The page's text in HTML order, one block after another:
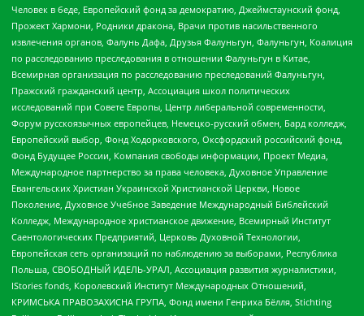
Человек в беде, Европейский фонд за демократию, Джеймстаунский фонд,
Прожект Хармони, Родники дракона, Врачи против насильственного
извлечения органов, Фалунь Дафа, Друзья Фалуньгун, Фалуньгун, Коалиция
по расследованию преследования в отношении Фалуньгун в Китае,
Всемирная организация по расследованию преследований Фалуньгун,
Пражский гражданский центр, Ассоциация школ политических
исследований при Совете Европы, Центр либеральной современности,
Форум русскоязычных европейцев, Немецко-русский обмен, Бард колледж,
Европейский выбор, Фонд Ходорковского, Оксфордский российский фонд,
Фонд Будущее России, Компания свободы информации, Проект Медиа,
Международное партнерство за права человека, Духовное Управление
Евангельских Христиан Украинской Христианской Церкви, Новое
Поколение, Духовное Учебное Заведение Международный Библейский
Колледж, Международное христианское движение, Всемирный Институт
Саентологических Предприятий, Церковь Духовной Технологии,
Европейская сеть организаций по наблюдению за выборами, Республика
Польша, СВОБОДНЫЙ ИДЕЛЬ-УРАЛ, Ассоциация развития журналистики,
IStories fonds, Королевский Институт Международных Отношений,
КРИМСЬКА ПРАВОЗАХИСНА ГРУПА, Фонд имени Генриха Бёлля, Stichting